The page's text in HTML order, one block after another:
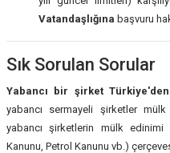
Vatandaşlığına başvuru
Sık Sorulan Sorular
Yabancı bir şirket
yabancı sermayeli şirketler
yabancı şirketlerin mülk
Kanunu, Petrol Kanunu vb.)